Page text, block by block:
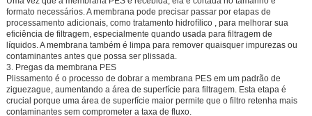
formato necessários. A membrana pode precisar passar por etapas de
processamento adicionais, como tratamento hidrofílico, para melhorar sua
eficiência de filtragem, especialmente quando usada para filtragem de
líquidos. A membrana também é limpa para remover quaisquer impurezas ou
contaminantes antes que possa ser plissada.
3. Pregas da membrana PES
Plissamento é o processo de dobrar a membrana PES em um padrão de
ziguezague, aumentando a área de superfície para filtragem. Esta etapa é
crucial porque uma área de superfície maior permite que o filtro retenha mais
contaminantes sem comprometer a taxa de fluxo.